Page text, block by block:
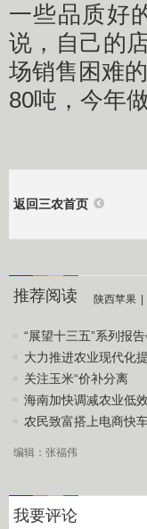
一些品质好
说，自己的
场销售困难
80吨，今年
返回三农首页
推荐阅读 陕西苹果
“展望十三五”系列报
大力推进农业现代化
关注玉米“价补分离
海南加快调减农业低
农民致富搭上电商快
编辑：张福伟